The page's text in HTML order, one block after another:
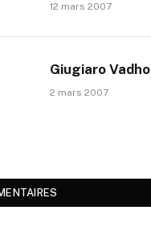
12 mars 2007
Giugiaro Vadho
2 mars 2007